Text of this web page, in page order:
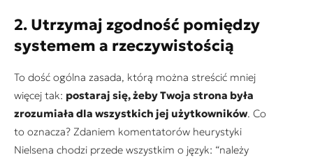
2. Utrzymaj zgodność pomiędzy
systemem a rzeczywistością
To dość ogólna zasada, którą można streścić mniej
więcej tak: postaraj się, żeby Twoja strona była
zrozumiała dla wszystkich jej użytkowników. Co
to oznacza? Zdaniem komentatorów heurystyki
Nielsena chodzi przede wszystkim o język: “należy